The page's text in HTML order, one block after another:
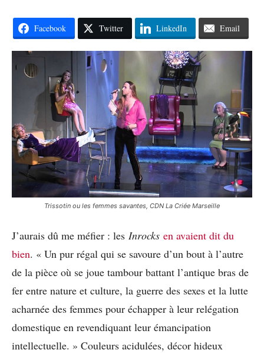
Facebook Twitter LinkedIn Email
Trissotin ou les femmes savantes, CDN La Criée Marseille
J’aurais dû me méfier : les Inrocks en avaient dit du
bien. « Un pur régal qui se savoure d’un bout à l’autre
de la pièce où se joue tambour battant l’antique bras de
fer entre nature et culture, la guerre des sexes et la lutte
acharnée des femmes pour échapper à leur relégation
domestique en revendiquant leur émancipation
intellectuelle. » Couleurs acidulées, décor hideux